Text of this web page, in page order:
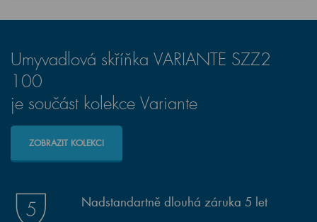
Umyvadlová skříňka VARIANTE SZZ2
100
je součást kolekce Variante
ZOBRAZIT KOLEKCI
Nadstandartně dlouhá záruka 5 let